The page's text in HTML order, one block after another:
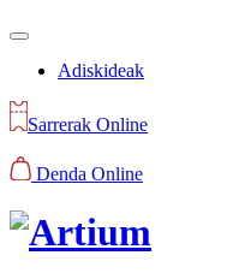
Adiskideak
Sarrerak Online
Denda Online